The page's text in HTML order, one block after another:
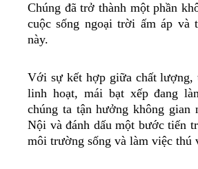
Chúng đã trở thành một phần
cuộc sống ngoại trời ấm áp và
này.
Với sự kết hợp giữa chất lượng,
linh hoạt, mái bạt xếp đang
chúng ta tận hưởng không gian
Nội và đánh dấu một bước tiến
môi trường sống và làm việc thú